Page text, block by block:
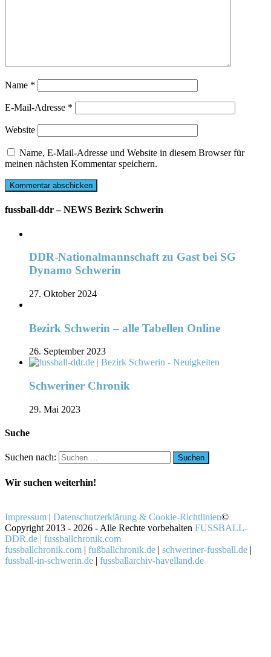
Name *
E-Mail-Adresse *
Website
Name, E-Mail-Adresse und Website in diesem Browser für
meinen nächsten Kommentar speichern.
fussball-ddr – NEWS Bezirk Schwerin
DDR-Nationalmannschaft zu Gast bei SG
Dynamo Schwerin
27. Oktober 2024
Bezirk Schwerin – alle Tabellen Online
26. September 2023
Schweriner Chronik
29. Mai 2023
Suche
Suchen nach:
Wir suchen weiterhin!
Impressum | Datenschutzerklärung & Cookie-Richtlinien©
Copyright 2013 - 2026 - Alle Rechte vorbehalten FUSSBALL-
DDR.de | fussballchronik.com
fussballchronik.com | fußballchronik.de | schweriner-fussball.de |
fussball-in-schwerin.de | fussballarchiv-havelland.de